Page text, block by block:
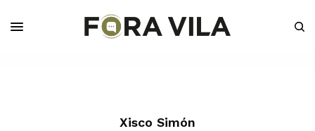
Xisco Simón